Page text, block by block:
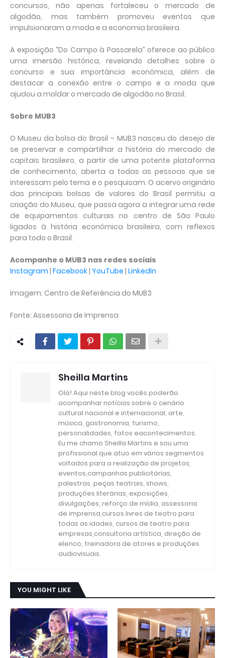
concursos, não apenas fortaleceu o mercado de
algodão, mas também promoveu eventos que
impulsionaram a moda e a economia brasileira.
A exposição “Do Campo à Passarela” oferece ao público
uma imersão histórica, revelando detalhes sobre o
concurso e sua importância econômica, além de
destacar a conexão entre o campo e a moda que
ajudou a moldar o mercado de algodão no Brasil.
Sobre MUB3
O Museu da bolsa do Brasil – MUB3 nasceu do desejo de
se preservar e compartilhar a história do mercado de
capitais brasileiro, a partir de uma potente plataforma
de conhecimento, aberta a todas as pessoas que se
interessam pelo tema e o pesquisam. O acervo originário
das principais bolsas de valores do Brasil permitiu a
criação do Museu, que passa agora a integrar uma rede
de equipamentos culturais no centro de São Paulo
ligados à história econômica brasileira, com reflexos
para todo o Brasil.
Acompanhe o MUB3 nas redes sociais
Instagram | Facebook| YouTube | LinkedIn
Imagem: Centro de Referência do MUB3
Fonte: Assessoria de Imprensa
Sheilla Martins
Olá! Aqui neste blog vocês poderão
acompanhar notícias sobre o cenário
cultural nacional e internacional, arte,
música, gastronomia, turismo,
personalidades, fatos eacontecimentos.
Eu me chamo Sheilla Martins e sou uma
profissional que atuo em vários segmentos
voltados para a realização de projetos,
eventos,campanhas publicitárias,
palestras, peças teatrais, shows,
produções literárias, exposições,
divulgações, reforço de mídia, assessoria
de imprensa,cursos livres de teatro para
todas as idades, cursos de teatro para
empresas,consultoria artística, direção de
elenco, treinadora de atores e produções
audiovisuais.
YOU MIGHT LIKE